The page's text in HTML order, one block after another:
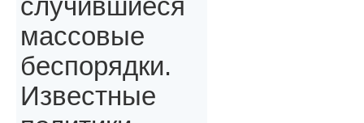
случившиеся
массовые
беспорядки.
Известные